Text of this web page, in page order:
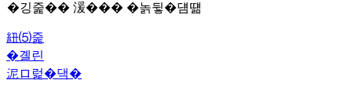
�깅줉�� 湲��� �놁뒿�덈떎
紐⑸줉
�곌린
泥ロ럹�댁�